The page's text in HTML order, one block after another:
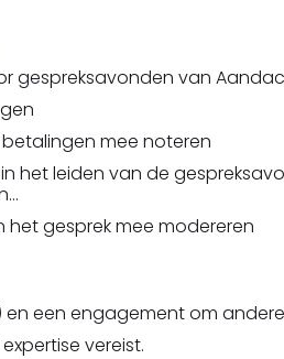
gespreksavonden van
mee noteren
het leiden van de
het gesprek mee modereren
een engagement om
vereist.